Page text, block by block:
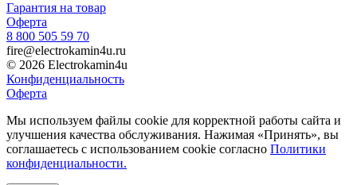
Гарантия на товар
Оферта
8 800 505 59 70
fire@electrokamin4u.ru
© 2026 Electrokamin4u
Конфиденциальность
Оферта
Мы используем файлы cookie для корректной работы сайта и
улучшения качества обслуживания. Нажимая «Принять», вы
соглашаетесь с использованием cookie согласно Политики
конфиденциальности.